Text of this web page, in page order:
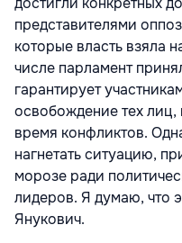
представителями
которые власть взяла
числе парламент
гарантирует
освобождение тех
время конфликтов.
нагнетать ситуацию,
морозе ради
лидеров. Я думаю, что
Янукович.